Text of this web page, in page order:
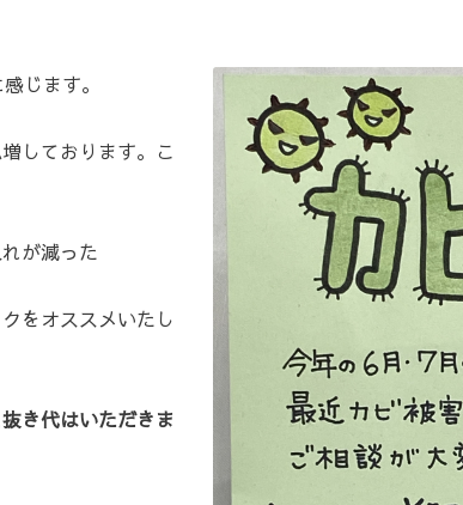
じます。
しております。こ
が減った
をオススメいたし
き代はいただきま